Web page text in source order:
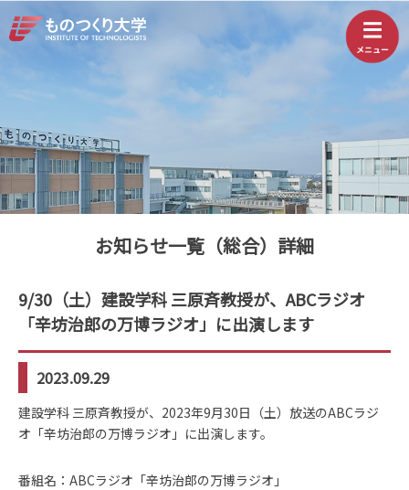
お知らせ一覧（総合）詳細
9/30（土）建設学科 三原斉教授が、ABCラジオ
「辛坊治郎の万博ラジオ」に出演します
2023.09.29
建設学科 三原斉教授が、2023年9月30日（土）放送のABCラジ
オ「辛坊治郎の万博ラジオ」に出演します。
番組名：ABCラジオ「辛坊治郎の万博ラジオ」